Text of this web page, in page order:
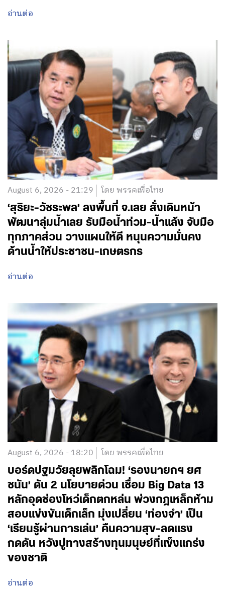
อ่านต่อ
August 6, 2026 - 21:29 โดย พรรคเพื่อไทย
‘สุริยะ-วัชระพล’ ลงพื้นที่ จ.เลย สั่งเดินหน้า
พัฒนาลุ่มน้ำเลย รับมือน้ำท่วม-น้ำแล้ง จับมือ
ทุกภาคส่วน วางแผนให้ดี หนุนความมั่นคง
ด้านน้ำให้ประชาชน-เกษตรกร
อ่านต่อ
August 6, 2026 - 18:20 โดย พรรคเพื่อไทย
บอร์ดปฐมวัยลุยพลิกโฉม! ‘รองนายกฯ ยศ
ชนัน’ ดัน 2 นโยบายด่วน เชื่อม Big Data 13
หลักอุดช่องโหว่เด็กตกหล่น พ่วงกฎเหล็กห้าม
สอบแข่งขันเด็กเล็ก มุ่งเปลี่ยน ‘ท่องจำ’ เป็น
‘เรียนรู้ผ่านการเล่น’ คืนความสุข-ลดแรง
กดดัน หวังปูทางสร้างทุนมนุษย์ที่แข็งแกร่ง
ของชาติ
อ่านต่อ